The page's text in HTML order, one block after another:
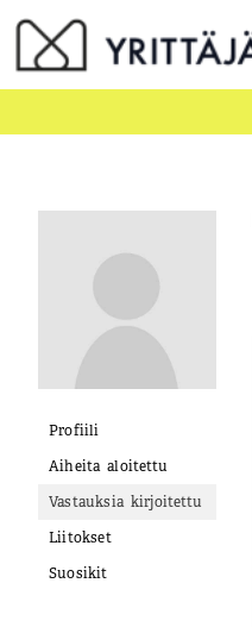
Siirry
sisältöön
Profiili
Aiheita aloitettu
Vastauksia kirjoitettu
Liitokset
Suosikit